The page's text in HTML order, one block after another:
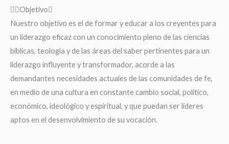
Objetivo
Nuestro objetivo es el de formar y educar a los creyentes para
un liderazgo eficaz con un conocimiento pleno de las ciencias
bíblicas, teología y de las áreas del saber pertinentes para un
liderazgo influyente y transformador, acorde a las
demandantes necesidades actuales de las comunidades de fe,
en medio de una cultura en constante cambio social, político,
económico, ideológico y espiritual, y que puedan ser líderes
aptos en el desenvolvimiento de su vocación.